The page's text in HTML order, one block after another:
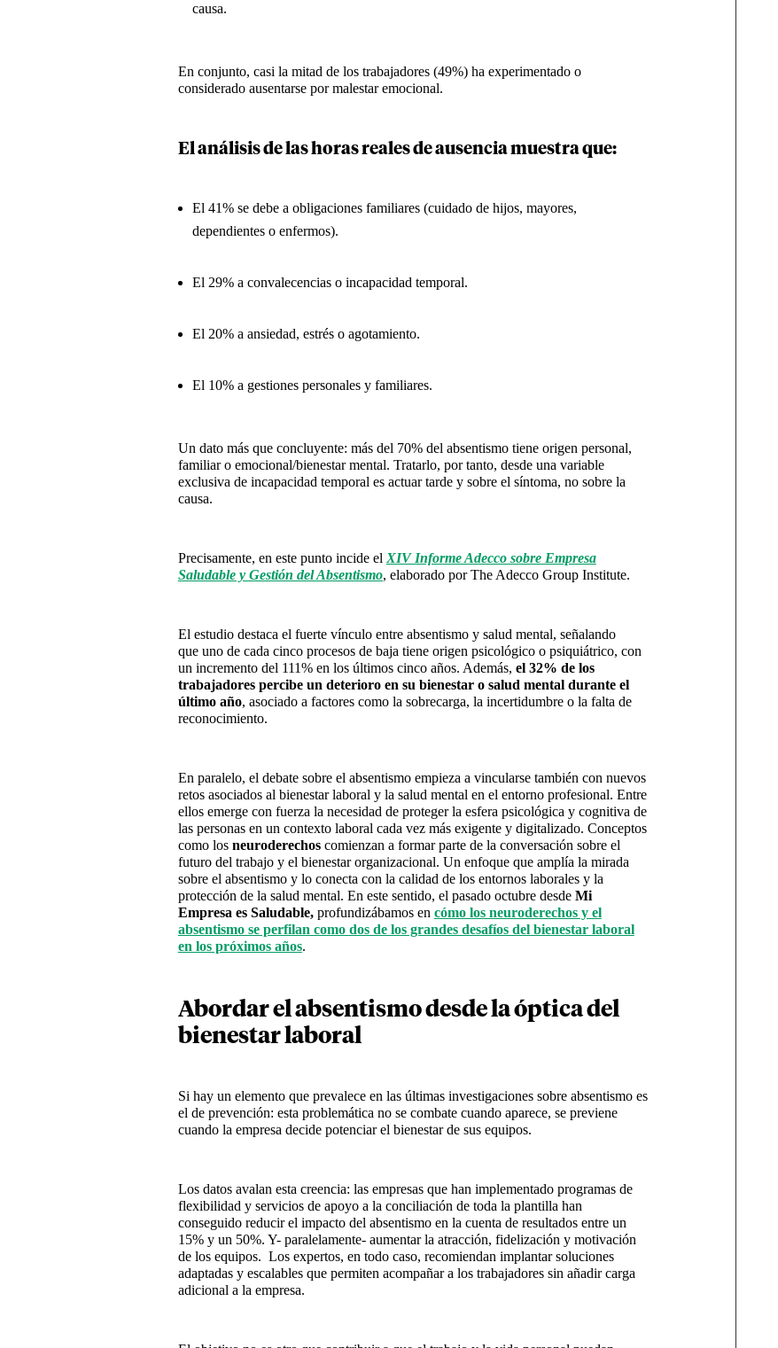
causa.
En conjunto, casi la mitad de los trabajadores (49%) ha experimentado o
considerado ausentarse por malestar emocional.
El análisis de las horas reales de ausencia muestra que:
El 41% se debe a obligaciones familiares (cuidado de hijos, mayores,
dependientes o enfermos).
El 29% a convalecencias o incapacidad temporal.
El 20% a ansiedad, estrés o agotamiento.
El 10% a gestiones personales y familiares.
Un dato más que concluyente: más del 70% del absentismo tiene origen personal,
familiar o emocional/bienestar mental. Tratarlo, por tanto, desde una variable
exclusiva de incapacidad temporal es actuar tarde y sobre el síntoma, no sobre la
causa.
Precisamente, en este punto incide el XIV Informe Adecco sobre Empresa
Saludable y Gestión del Absentismo, elaborado por The Adecco Group Institute.
El estudio destaca el fuerte vínculo entre absentismo y salud mental, señalando
que uno de cada cinco procesos de baja tiene origen psicológico o psiquiátrico, con
un incremento del 111% en los últimos cinco años. Además, el 32% de los
trabajadores percibe un deterioro en su bienestar o salud mental durante el
último año, asociado a factores como la sobrecarga, la incertidumbre o la falta de
reconocimiento.
En paralelo, el debate sobre el absentismo empieza a vincularse también con nuevos
retos asociados al bienestar laboral y la salud mental en el entorno profesional. Entre
ellos emerge con fuerza la necesidad de proteger la esfera psicológica y cognitiva de
las personas en un contexto laboral cada vez más exigente y digitalizado. Conceptos
como los neuroderechoscomienzan a formar parte de la conversación sobre el
futuro del trabajo y el bienestar organizacional. Un enfoque que amplía la mirada
sobre el absentismo y lo conecta con la calidad de los entornos laborales y la
protección de la salud mental. En este sentido, el pasado octubre desde Mi
Empresa es Saludable, profundizábamos en cómo los neuroderechos y el
absentismo se perfilan como dos de los grandes desafíos del bienestar laboral
en los próximos años.
Abordar el absentismo desde la óptica del
bienestarlaboral
Si hay un elemento que prevalece en las últimas investigaciones sobre absentismo es
el de prevención: esta problemática no se combate cuando aparece, se previene
cuando la empresa decide potenciar el bienestar de sus equipos.
Los datos avalan esta creencia: las empresas que han implementado programas de
flexibilidad y servicios de apoyo a la conciliación de toda la plantilla han
conseguido reducir el impacto del absentismo en la cuenta de resultados entre un
15% y un 50%. Y- paralelamente- aumentar la atracción, fidelización y motivación
de los equipos. Los expertos, en todo caso, recomiendan implantar soluciones
adaptadas y escalables que permiten acompañar a los trabajadores sin añadir carga
adicional a la empresa.